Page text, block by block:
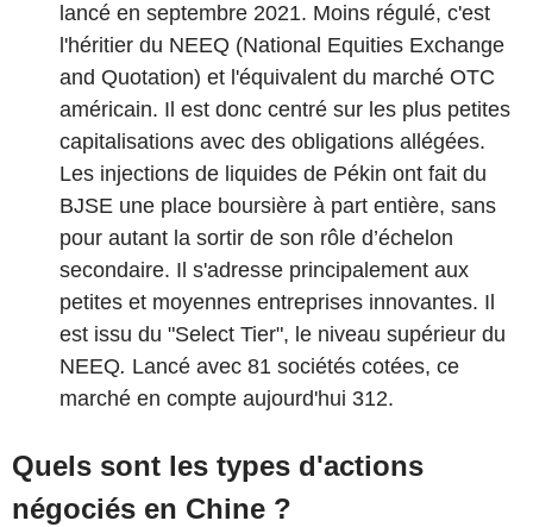
lancé en septembre 2021. Moins régulé, c'est
l'héritier du NEEQ (National Equities Exchange
and Quotation) et l'équivalent du marché OTC
américain. Il est donc centré sur les plus petites
capitalisations avec des obligations allégées.
Les injections de liquides de Pékin ont fait du
BJSE une place boursière à part entière, sans
pour autant la sortir de son rôle d’échelon
secondaire. Il s'adresse principalement aux
petites et moyennes entreprises innovantes. Il
est issu du "Select Tier", le niveau supérieur du
NEEQ. Lancé avec 81 sociétés cotées, ce
marché en compte aujourd'hui 312.
Quels sont les types d'actions
négociés en Chine ?